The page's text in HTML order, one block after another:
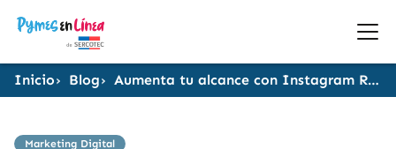
Inicio Blog Aumenta tu alcance con Instagram Reels
Marketing Digital